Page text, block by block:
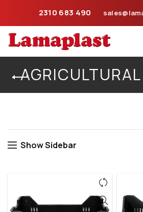
2310 683 490
Show Sidebar